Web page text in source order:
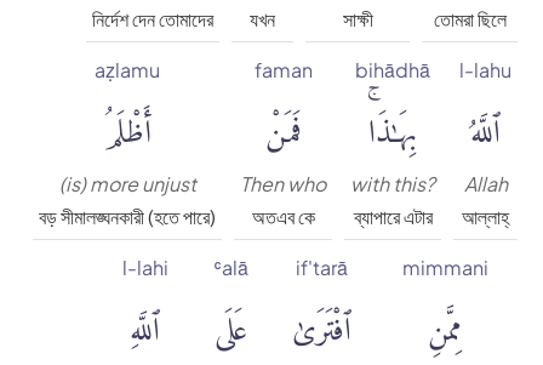
তোমরা ছিলে
সাক্ষী
যখন
নির্দেশ দেন তোমাদের
l-lahu
ٱللَّهُ
Allah
আল্লাহ্‌
bihādhā
بِهَٰذَاۚ
with this?
ব্যাপারে এটার
faman
فَمَنْ
Then who
অতএব কে
aẓlamu
أَظْلَمُ
(is) more unjust
বড় সীমালঙ্ঘনকারী (হতে পারে)
mimmani
مِمَّنِ
if'tarā
ٱفْتَرَىٰ
ʿalā
عَلَى
l-lahi
ٱللَّهِ